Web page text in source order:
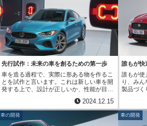
で、操作性や居住性を体感することも可能
です。これらの情報をもとに、デザインの
完成度を高めていくことができます。こう
して、最終的に作られる車が、最初に意図
した通りの形と働きを持つことを保証でき
るのです。実物大の模型は、質の高い車を
作るための、大切な工程なのです。材料の
手触りや色の組み合わせなども、実物大の
模型で確認することで、より完成度の高い
車を作ることができます。まさに、実物大
の模型は、開発現場のなくてはならない存
在と言えるでしょう。
やすく
よって
改良は
自動車
け、よ
ねてい
イナー
小さな改
支え、私
れるので
トナーが
いくよう
て進化し
な板であれば、板の表面から垂直に上向き
に伸びる線が法線となります。しかし、自
動車の車体のように複雑な形の場合、場所
によって面の向きが変わるため、法線の方
向も様々です。滑らかで美しい曲線を持つ
車体を作るためには、この法線を細かく調
整する必要があります。設計者は、コンピ
ューター支援設計（略して計算機援用設
計）と呼ばれる専用の絵を描く道具を使っ
て、車体表面の法線を調整します。この絵
を描く道具は、画面上で車体の形を立体的
に表示し、各点における法線の方向を視覚
的に確認しながら調整することを可能にし
ます。法線の方向は、車の見た目だけでな
く、性能にも大きな影響を与えます。例え
ば、光の当たり方や影の出方を決めるの
は、車体表面の法線の方向です。法線を調
低く聞
の範囲
ツから2
ルツよ
より高
こえま
成され
波数の音
な周波数
クトルは
を示し
さで含ま
す。例
の音は
含まれる
ため、音
先行試作：未来の車を創るための第一歩
車を造る過程で、実際に形ある物を作るこ
とを試作と言います。これは新しい車を開
発する上で、設計が正しいか、性能が目標
は大きく分けて二つの目的があります。一
つ目は、車の企画や設計に必要な情報を得
ること。二つ目は、設定した目標に対して
2024.12.15
誰もが快
誰もが使
り、み
製品づく
別、出
く、全て
ものです
車の開発 車の開発